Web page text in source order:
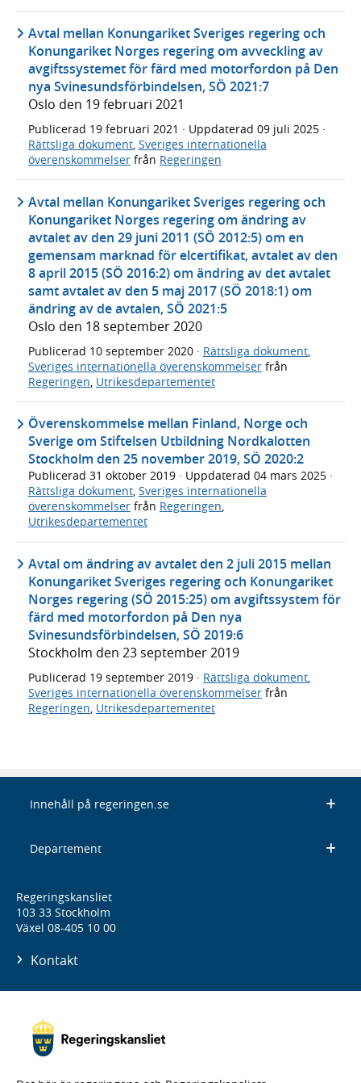
Avtal mellan Konungariket Sveriges regering och
Konungariket Norges regering om avveckling av
avgiftssystemet för färd med motorfordon på Den
nya Svinesundsförbindelsen, SÖ 2021:7
Oslo den 19 februari 2021
Publicerad 19 februari 2021 · Uppdaterad 09 juli 2025 ·
Rättsliga dokument, Sveriges internationella
överenskommelser från Regeringen
Avtal mellan Konungariket Sveriges regering och
Konungariket Norges regering om ändring av
avtalet av den 29 juni 2011 (SÖ 2012:5) om en
gemensam marknad för elcertifikat, avtalet av den
8 april 2015 (SÖ 2016:2) om ändring av det avtalet
samt avtalet av den 5 maj 2017 (SÖ 2018:1) om
ändring av de avtalen, SÖ 2021:5
Oslo den 18 september 2020
Publicerad 10 september 2020 · Rättsliga dokument,
Sveriges internationella överenskommelser från
Regeringen, Utrikesdepartementet
Överenskommelse mellan Finland, Norge och
Sverige om Stiftelsen Utbildning Nordkalotten
Stockholm den 25 november 2019, SÖ 2020:2
Publicerad 31 oktober 2019 · Uppdaterad 04 mars 2025 ·
Rättsliga dokument, Sveriges internationella
överenskommelser från Regeringen,
Utrikesdepartementet
Avtal om ändring av avtalet den 2 juli 2015 mellan
Konungariket Sveriges regering och Konungariket
Norges regering (SÖ 2015:25) om avgiftssystem för
färd med motorfordon på Den nya
Svinesundsförbindelsen, SÖ 2019:6
Stockholm den 23 september 2019
Publicerad 19 september 2019 · Rättsliga dokument,
Sveriges internationella överenskommelser från
Regeringen, Utrikesdepartementet
Innehåll på regeringen.se
Departement
Regeringskansliet
103 33 Stockholm
Växel 08-405 10 00
Kontakt